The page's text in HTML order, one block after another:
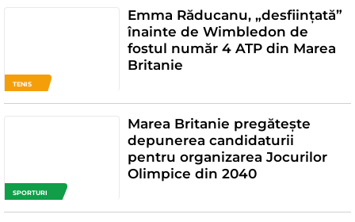
TENIS
Emma Răducanu, „desființată”
înainte de Wimbledon de
fostul număr 4 ATP din Marea
Britanie
SPORTURI
Marea Britanie pregătește
depunerea candidaturii
pentru organizarea Jocurilor
Olimpice din 2040